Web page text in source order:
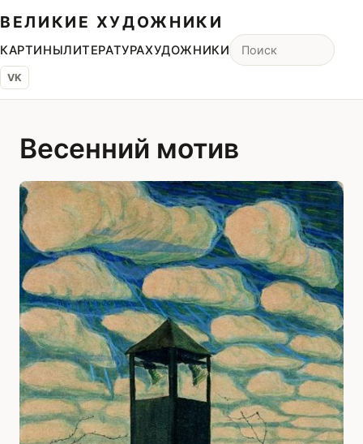
ВЕЛИКИЕ ХУДОЖНИКИ
КАРТИНЫЛИТЕРАТУРАХУДОЖНИКИ
VK
Весенний мотив